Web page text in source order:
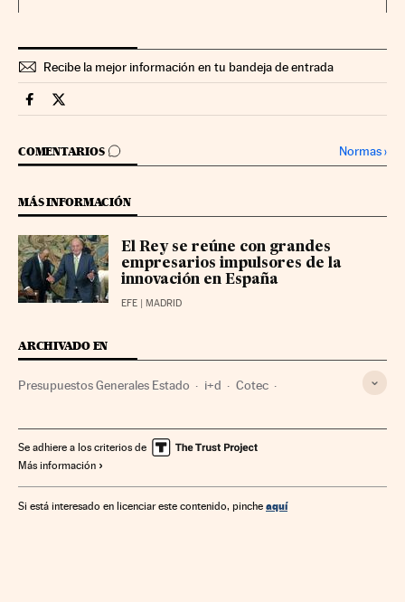
Recibe la mejor información en tu bandeja de entrada
Presupuestos Generales Estado Cinco Días en Facebook
Presupuestos Generales Estado Cinco Días en Twitter
COMENTARIOS
IR A LOS COMENTARIOS Normas›
MÁS INFORMACIÓN
El Rey se reúne con grandes
empresarios impulsores de la
innovación en España
EFE | MADRID
ARCHIVADO EN
Presupuestos Generales Estado i+d Cotec
Economía Finanzas públicas Ciencia Finanzas
Se adhiere a los criterios de
Más información
Si está interesado en licenciar este contenido, pinche aquí